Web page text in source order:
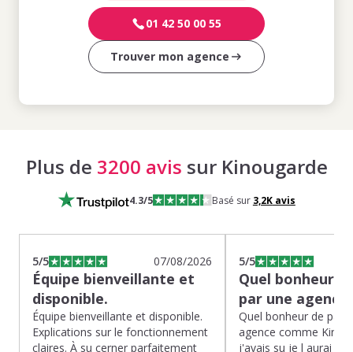
01 42 50 00 55
Trouver mon agence
Plus de 3200 avis sur Kinougarde
4.3/5 Basé sur 3,2Kavis
5/5 07/08/2026
Équipe bienveillante et
disponible.
Équipe bienveillante et disponible.
Explications sur le fonctionnement
claires. À su cerner parfaitement
5/5
Quel bonheur
par une
Quel bonheur de
agence comme
j'avais su je l aurai